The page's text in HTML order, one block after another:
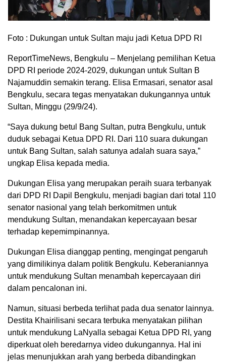
Foto : Dukungan untuk Sultan maju jadi Ketua DPD RI
ReportTimeNews, Bengkulu – Menjelang pemilihan Ketua
DPD RI periode 2024-2029, dukungan untuk Sultan B
Najamuddin semakin terang. Elisa Ermasari, senator asal
Bengkulu, secara tegas menyatakan dukungannya untuk
Sultan, Minggu (29/9/24).
“Saya dukung betul Bang Sultan, putra Bengkulu, untuk
duduk sebagai Ketua DPD RI. Dari 110 suara dukungan
untuk Bang Sultan, salah satunya adalah suara saya,”
ungkap Elisa kepada media.
Dukungan Elisa yang merupakan peraih suara terbanyak
dari DPD RI Dapil Bengkulu, menjadi bagian dari total 110
senator nasional yang telah berkomitmen untuk
mendukung Sultan, menandakan kepercayaan besar
terhadap kepemimpinannya.
Dukungan Elisa dianggap penting, mengingat pengaruh
yang dimilikinya dalam politik Bengkulu. Keberaniannya
untuk mendukung Sultan menambah kepercayaan diri
dalam pencalonan ini.
Namun, situasi berbeda terlihat pada dua senator lainnya.
Destita Khairilisani secara terbuka menyatakan pilihan
untuk mendukung LaNyalla sebagai Ketua DPD RI, yang
diperkuat oleh beredarnya video dukungannya. Hal ini
jelas menunjukkan arah yang berbeda dibandingkan